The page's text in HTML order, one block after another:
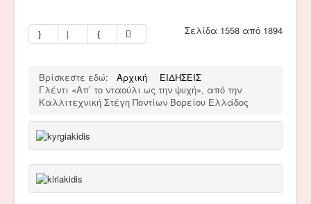
Σελίδα 1558 από 1894
Βρίσκεστε εδώ: Αρχική
ΕΙΔΗΣΕΙΣ
Γλέντι «Απ’ το νταούλι ως την ψυχή», από την
Καλλιτεχνική Στέγη Ποντίων Βορείου Ελλάδος